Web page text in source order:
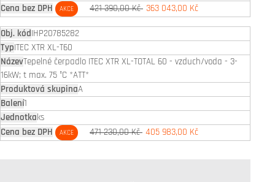
AKCE 421 390,00 Kč 363 043,00 Kč
IHP20785282
ITEC XTR XL-T60
Tepelné čerpadlo ITEC XTR XL-TOTAL 60 - vzduch/voda - 3-
16kW; t max. 75 °C *ATT*
A
1
ks
AKCE 471 230,00 Kč 405 983,00 Kč